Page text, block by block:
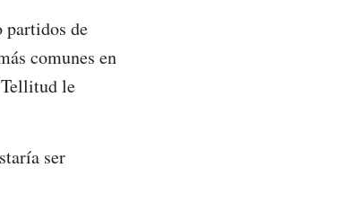
partidos de
comunes en
le
ser